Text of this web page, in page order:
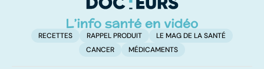
RECETTES RAPPEL PRODUIT
LE MAG DE LA SANTÉ
CANCER
MÉDICAMENTS